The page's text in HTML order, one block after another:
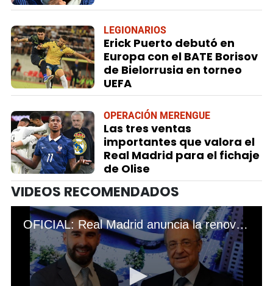
LEGIONARIOS
Erick Puerto debutó en
Europa con el BATE Borisov
de Bielorrusia en torneo
UEFA
OPERACIÓN MERENGUE
Las tres ventas
importantes que valora el
Real Madrid para el fichaje
de Olise
VIDEOS RECOMENDADOS
OFICIAL: Real Madrid anuncia la renovación del contrato de Dani Carvajal por tres años más